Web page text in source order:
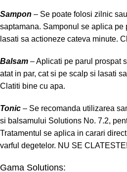
Sampon – Se poate folosi zilnic
saptamana. Samponul se aplica pe
lasati sa actioneze cateva minute.
Balsam – Aplicati pe parul prospat
atat in par, cat si pe scalp si lasati
Clatiti bine cu apa.
Tonic – Se recomanda utilizarea
si balsamului Solutions No. 7.2,
Tratamentul se aplica in carari
varful degetelor. NU SE CLATESTE!
Gama Solutions: